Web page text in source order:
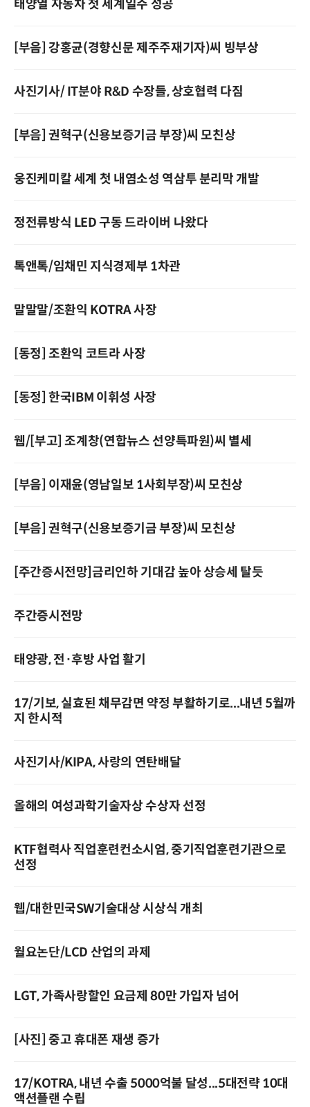
태양열 자동차 첫 세계일주 성공
[부음] 강홍균(경향신문 제주주재기자)씨 빙부상
사진기사/ IT분야 R&D 수장들, 상호협력 다짐
[부음] 권혁구(신용보증기금 부장)씨 모친상
웅진케미칼 세계 첫 내염소성 역삼투 분리막 개발
정전류방식 LED 구동 드라이버 나왔다
톡앤톡/임채민 지식경제부 1차관
말말말/조환익 KOTRA 사장
[동정] 조환익 코트라 사장
[동정] 한국IBM 이휘성 사장
웹/[부고] 조계창(연합뉴스 선양특파원)씨 별세
[부음] 이재윤(영남일보 1사회부장)씨 모친상
[부음] 권혁구(신용보증기금 부장)씨 모친상
[주간증시전망]금리인하 기대감 높아 상승세 탈듯
주간증시전망
태양광, 전·후방 사업 활기
17/기보, 실효된 채무감면 약정 부활하기로...내년 5월까
지 한시적
사진기사/KIPA, 사랑의 연탄배달
올해의 여성과학기술자상 수상자 선정
KTF협력사 직업훈련컨소시엄, 중기직업훈련기관으로
선정
웹/대한민국SW기술대상 시상식 개최
월요논단/LCD 산업의 과제
LGT, 가족사랑할인 요금제 80만 가입자 넘어
[사진] 중고 휴대폰 재생 증가
17/KOTRA, 내년 수출 5000억불 달성...5대전략 10대
액션플랜 수립